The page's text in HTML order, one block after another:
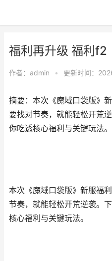
福利再升级 福利f2
作者： admin • 更新时间：
摘要：本次《魔域口袋版》
要找对节奏，就能轻松开荒
你吃透核心福利与关键玩法
本次《魔域口袋版》新服福
节奏，就能轻松开荒逆袭。
核心福利与关键玩法。